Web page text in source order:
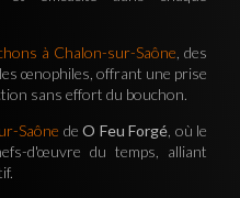
à Chalon-sur-Saône , des
œnophiles, offrant une prise
sans effort du bouchon.
Saône de O Feu Forgé , où le
d'œuvre du temps, alliant